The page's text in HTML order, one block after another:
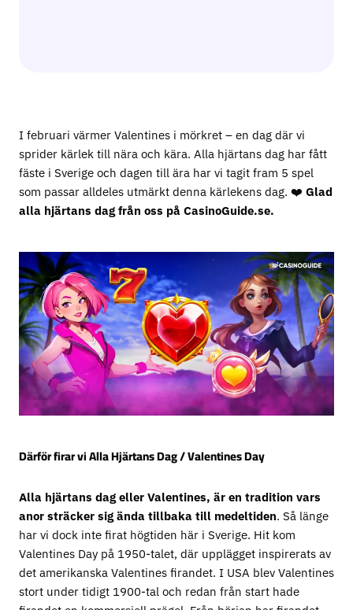
I februari värmer Valentines i mörkret – en dag där vi
sprider kärlek till nära och kära. Alla hjärtans dag har fått
fäste i Sverige och dagen till ära har vi tagit fram 5 spel
som passar alldeles utmärkt denna kärlekens dag. ❤️ Glad
alla hjärtans dag från oss på CasinoGuide.se.
Därför firar vi Alla Hjärtans Dag / Valentines Day
Alla hjärtans dag eller Valentines, är en tradition vars
anor sträcker sig ända tillbaka till medeltiden. Så länge
har vi dock inte firat högtiden här i Sverige. Hit kom
Valentines Day på 1950-talet, där upplägget inspirerats av
det amerikanska Valentines firandet. I USA blev Valentines
stort under tidigt 1900-tal och redan från start hade